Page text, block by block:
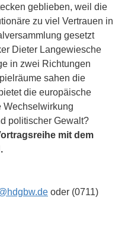
geblieben, weil die
zu viel Vertrauen in
gesetzt
Dieter Langewiesche
in zwei Richtungen
sahen die
die europäische
Wechselwirkung
politischer Gewalt?
mit dem
oder (0711)